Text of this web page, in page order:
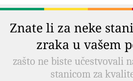
Znate li za neke
zraka u vašem
zašto ne biste učestvovali
stanicom za